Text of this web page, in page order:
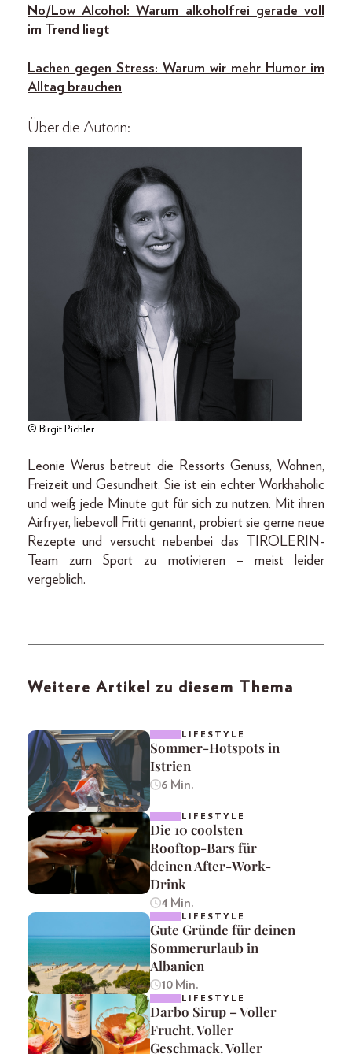
No/Low Alcohol: Warum alkoholfrei gerade voll
im Trend liegt
Lachen gegen Stress: Warum wir mehr Humor im
Alltag brauchen
Über die Autorin:
© Birgit Pichler
Leonie Werus betreut die Ressorts Genuss, Wohnen,
Freizeit und Gesundheit. Sie ist ein echter Workhaholic
und weiß jede Minute gut für sich zu nutzen. Mit ihren
Airfryer, liebevoll Fritti genannt, probiert sie gerne neue
Rezepte und versucht nebenbei das TIROLERIN-
Team zum Sport zu motivieren – meist leider
vergeblich.
Weitere Artikel zu diesem Thema
LIFESTYLE
Sommer-Hotspots in
Istrien
6 Min.
LIFESTYLE
Die 10 coolsten
Rooftop-Bars für
deinen After-Work-
Drink
4 Min.
LIFESTYLE
Gute Gründe für deinen
Sommerurlaub in
Albanien
10 Min.
LIFESTYLE
Darbo Sirup – Voller
Frucht. Voller
Geschmack. Voller